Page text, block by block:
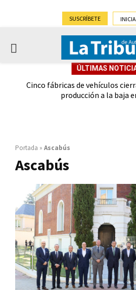
SUSCRÍBETE
PRIMARY
ÚLTIMAS
Cinco fábricas de vehículos
producción a la baja
Portada » Ascabús
Ascabús